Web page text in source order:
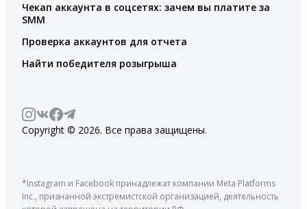
Чекап аккаунта в соцсетях: зачем вы платите за
SMM
Проверка аккаунтов для отчета
Найти победителя розыгрыша
Copyright © 2026. Все права защищены.
*Instagram и Facebook принадлежат компании Meta Platforms
Inc., признанной экстремистской организацией, деятельность